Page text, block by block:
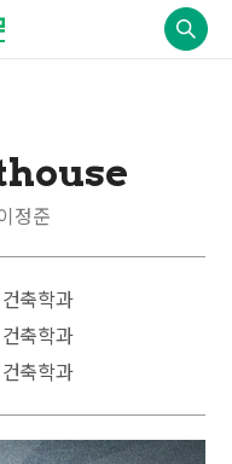
정준
축학과
축학과
축학과